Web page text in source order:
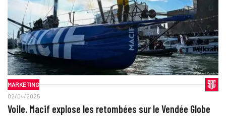
MARKETING
02/04/2025
Voile. Macif explose les retombées sur le Vendée Globe